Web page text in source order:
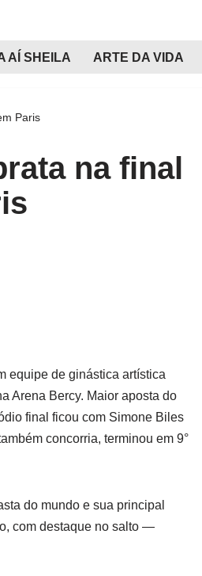
AÍ SHEILA ARTE DA VIDA
Paris
na final
equipe de ginástica artística
Arena Bercy. Maior aposta do
final ficou com Simone Biles
concorria, terminou em 9°
do mundo e sua principal
com destaque no salto —